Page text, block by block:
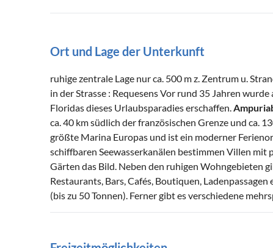
Ort und Lage der Unterkunft
ruhige zentrale Lage nur ca. 500 m z. Zentrum u.
in der Strasse : Requesens Vor rund 35 Jahren
Floridas dieses Urlaubsparadies erschaffen.
ca. 40 km südlich der französischen Grenze und ca.
größte Marina Europas und ist ein moderner
schiffbaren Seewasserkanälen bestimmen Villen
Gärten das Bild. Neben den ruhigen Wohngebieten
Restaurants, Bars, Cafés, Boutiquen,
(bis zu 50 Tonnen). Ferner gibt es verschiedene